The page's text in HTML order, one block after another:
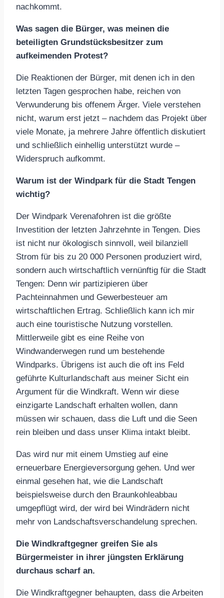
nachkommt.
Was sagen die Bürger, was meinen die
beteiligten Grundstücksbesitzer zum
aufkeimenden Protest?
Die Reaktionen der Bürger, mit denen ich in den
letzten Tagen gesprochen habe, reichen von
Verwunderung bis offenem Ärger. Viele verstehen
nicht, warum erst jetzt – nachdem das Projekt über
viele Monate, ja mehrere Jahre öffentlich diskutiert
und schließlich einhellig unterstützt wurde –
Widerspruch aufkommt.
Warum ist der Windpark für die Stadt Tengen
wichtig?
Der Windpark Verenafohren ist die größte
Investition der letzten Jahrzehnte in Tengen. Dies
ist nicht nur ökologisch sinnvoll, weil bilanziell
Strom für bis zu 20 000 Personen produziert wird,
sondern auch wirtschaftlich vernünftig für die Stadt
Tengen: Denn wir partizipieren über
Pachteinnahmen und Gewerbesteuer am
wirtschaftlichen Ertrag. Schließlich kann ich mir
auch eine touristische Nutzung vorstellen.
Mittlerweile gibt es eine Reihe von
Windwanderwegen rund um bestehende
Windparks. Übrigens ist auch die oft ins Feld
geführte Kulturlandschaft aus meiner Sicht ein
Argument für die Windkraft. Wenn wir diese
einzigarte Landschaft erhalten wollen, dann
müssen wir schauen, dass die Luft und die Seen
rein bleiben und dass unser Klima intakt bleibt.
Das wird nur mit einem Umstieg auf eine
erneuerbare Energieversorgung gehen. Und wer
einmal gesehen hat, wie die Landschaft
beispielsweise durch den Braunkohleabbau
umgepflügt wird, der wird bei Windrädern nicht
mehr von Landschaftsverschandelung sprechen.
Die Windkraftgegner greifen Sie als
Bürgermeister in ihrer jüngsten Erklärung
durchaus scharf an.
Die Windkraftgegner behaupten, dass die Arbeiten